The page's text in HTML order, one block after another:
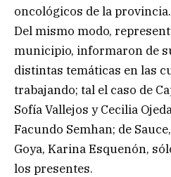
oncológicos de la provincia.
Del mismo modo,
municipio, informaron de
distintas temáticas en las
trabajando; tal el caso de
Sofía Vallejos y Cecilia
Facundo Semhan; de
Goya, Karina Esquenón,
los presentes.